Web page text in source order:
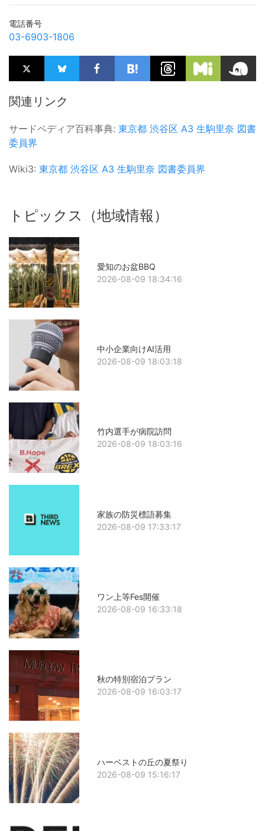
電話番号
03-6903-1806
関連リンク
サードペディア百科事典: 東京都 渋谷区 A3 生駒里奈 図書
委員界
Wiki3: 東京都 渋谷区 A3 生駒里奈 図書委員界
トピックス（地域情報）
愛知のお盆BBQ
2026-08-09 18:34:16
中小企業向けAI活用
2026-08-09 18:03:18
竹内選手が病院訪問
2026-08-09 18:03:16
家族の防災標語募集
2026-08-09 17:33:17
ワン上等Fes開催
2026-08-09 16:33:18
秋の特別宿泊プラン
2026-08-09 16:03:17
ハーベストの丘の夏祭り
2026-08-09 15:16:17